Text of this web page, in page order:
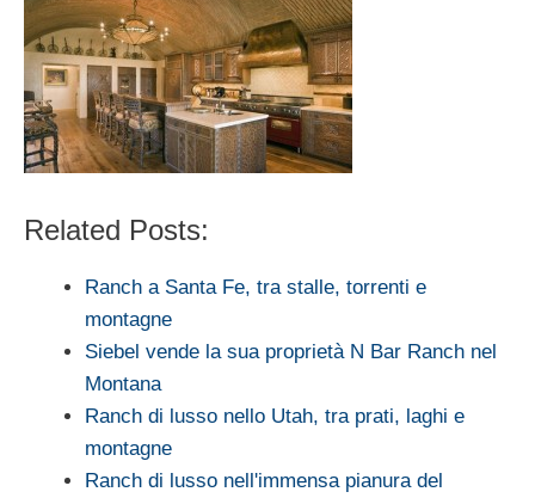
Related Posts:
Ranch a Santa Fe, tra stalle, torrenti e
montagne
Siebel vende la sua proprietà N Bar Ranch nel
Montana
Ranch di lusso nello Utah, tra prati, laghi e
montagne
Ranch di lusso nell'immensa pianura del